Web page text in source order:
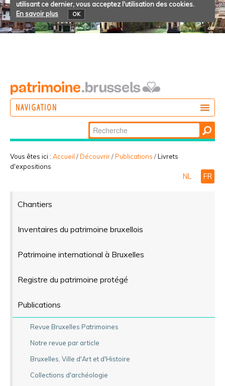
utilisant ce dernier, vous acceptez l'utilisation des cookies.
En savoir plus
OK
NAVIGATION
PARTICIPER
Chercher par
Recherche
avancée…
Vous êtes ici : Accueil /Découvrir/Publications /Livrets
d'expositions
NL FR
Chantiers
Inventaires du patrimoine bruxellois
Patrimoine international à Bruxelles
Registre du patrimoine protégé
Publications
Revue Bruxelles Patrimoines
Notre revue par article
Bruxelles, Ville d'Art et d'Histoire
Collections d'archéologie